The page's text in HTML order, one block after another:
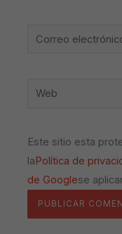
Correo
Web
Este sitio esta
la Política de
de Googlese